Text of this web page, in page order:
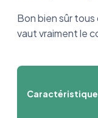
Bon bien sûr
vaut vraiment le